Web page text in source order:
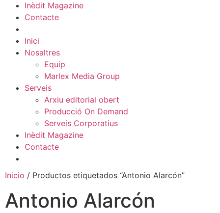
Inèdit Magazine
Contacte
Inici
Nosaltres
Equip
Marlex Media Group
Serveis
Arxiu editorial obert
Producció On Demand
Serveis Corporatius
Inèdit Magazine
Contacte
Inicio / Productos etiquetados “Antonio Alarcón”
Antonio Alarcón